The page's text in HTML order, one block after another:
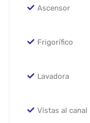
Ascensor
Frigorífico
Lavadora
Vistas al canal